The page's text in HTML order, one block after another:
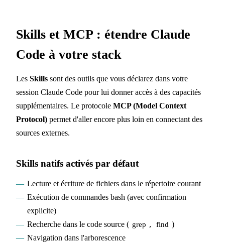
Skills et MCP : étendre Claude
Code à votre stack
Les Skills sont des outils que vous déclarez dans votre
session Claude Code pour lui donner accès à des capacités
supplémentaires. Le protocole MCP (Model Context
Protocol) permet d'aller encore plus loin en connectant des
sources externes.
Skills natifs activés par défaut
Lecture et écriture de fichiers dans le répertoire courant
Exécution de commandes bash (avec confirmation
explicite)
Recherche dans le code source ( grep , find )
Navigation dans l'arborescence